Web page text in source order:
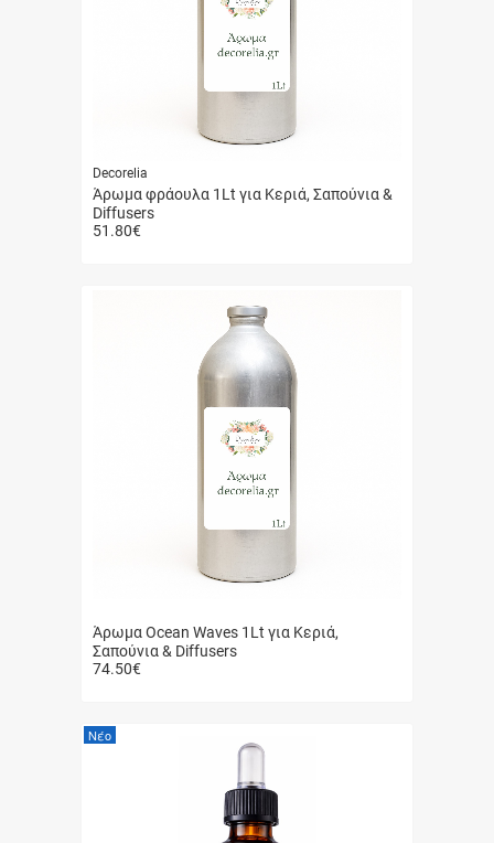
Decorelia
Άρωμα φράουλα 1Lt για Κεριά, Σαπούνια &
Diffusers
51.80€
Άρωμα Ocean Waves 1Lt για Κεριά,
Σαπούνια & Diffusers
74.50€
Νέο